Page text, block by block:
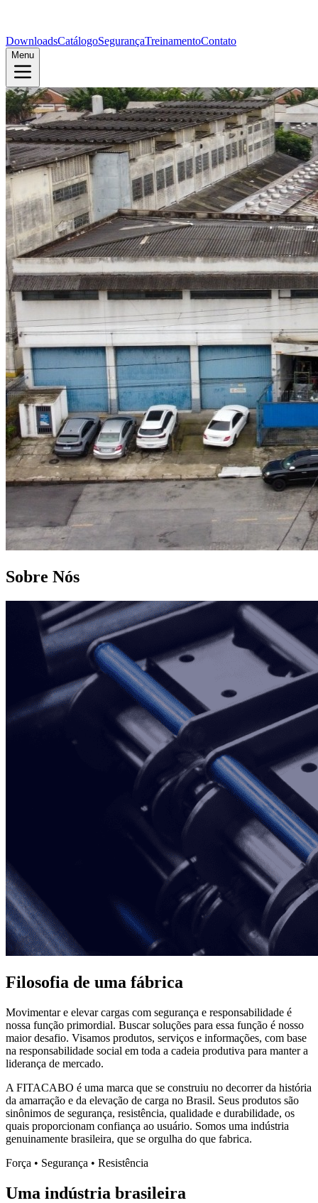
DownloadsCatálogoSegurançaTreinamentoContato
Menu
Sobre Nós
Filosofia de uma fábrica
Movimentar e elevar cargas com segurança e responsabilidade é
nossa função primordial. Buscar soluções para essa função é nosso
maior desafio. Visamos produtos, serviços e informações, com base
na responsabilidade social em toda a cadeia produtiva para manter a
liderança de mercado.
A FITACABO é uma marca que se construiu no decorrer da história
da amarração e da elevação de carga no Brasil. Seus produtos são
sinônimos de segurança, resistência, qualidade e durabilidade, os
quais proporcionam confiança ao usuário. Somos uma indústria
genuinamente brasileira, que se orgulha do que fabrica.
Força • Segurança • Resistência
Uma indústria brasileira